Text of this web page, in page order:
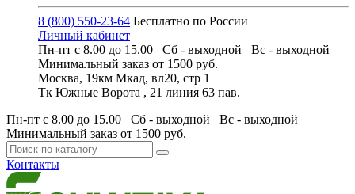
8 (800) 550-23-64 Бесплатно по России
Личный кабинет
Пн-пт с 8.00 до 15.00 Сб - выходной Вс - выходной
Минимальный заказ от 1500 руб.
Москва, 19км Мкад, вл20, стр 1
Тк Южные Ворота , 21 линия 63 пав.
Пн-пт с 8.00 до 15.00 Сб - выходной Вс - выходной
Минимальный заказ от 1500 руб.
Контакты